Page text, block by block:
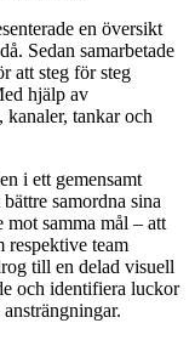
en översikt
Sedan samarbetade
att steg för steg
hjälp av
kanaler, tankar och
i ett gemensamt
samordna sina
samma mål – att
respektive team
till en delad visuell
och identifiera luckor